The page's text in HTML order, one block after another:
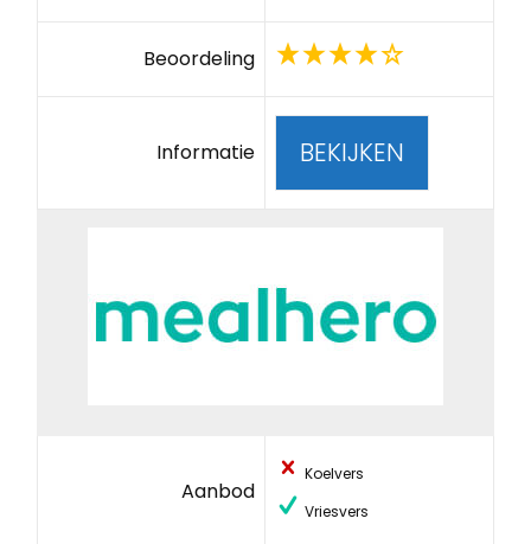
Beoordeling
Informatie BEKIJKEN
Aanbod
Koelvers
Vriesvers